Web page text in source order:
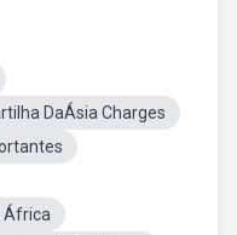
DaÁsia Charges
África